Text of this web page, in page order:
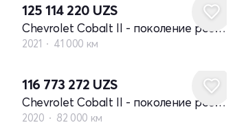
125 114 220 UZS
Chevrolet Cobalt II - поколение рестайлинг
2021 41 000 км
116 773 272 UZS
Chevrolet Cobalt II - поколение рестайлинг
2020 82 000 км